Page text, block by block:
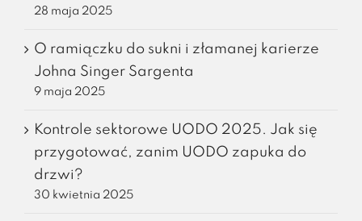
28 maja 2025
O ramiączku do sukni i złamanej karierze
Johna Singer Sargenta
9 maja 2025
Kontrole sektorowe UODO 2025. Jak się
przygotować, zanim UODO zapuka do
drzwi?
30 kwietnia 2025